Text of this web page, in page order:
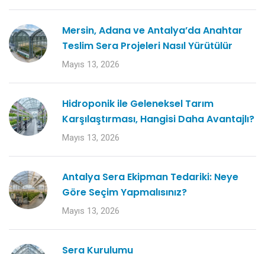
Mersin, Adana ve Antalya’da Anahtar
Teslim Sera Projeleri Nasıl Yürütülür
Mayıs 13, 2026
Hidroponik ile Geleneksel Tarım
Karşılaştırması, Hangisi Daha Avantajlı?
Mayıs 13, 2026
Antalya Sera Ekipman Tedariki: Neye
Göre Seçim Yapmalısınız?
Mayıs 13, 2026
Sera Kurulumu